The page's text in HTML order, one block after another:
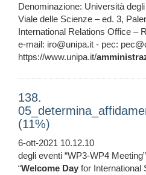
Denominazione: Università
Viale delle Scienze – ed. 3,
International Relations Office –
e-mail: iro@unipa.it - pec:
https://www.unipa.it/
138.
(11%)
6-ott-2021 10.12.10
degli eventi “WP3-WP4
“Welcome Day for International